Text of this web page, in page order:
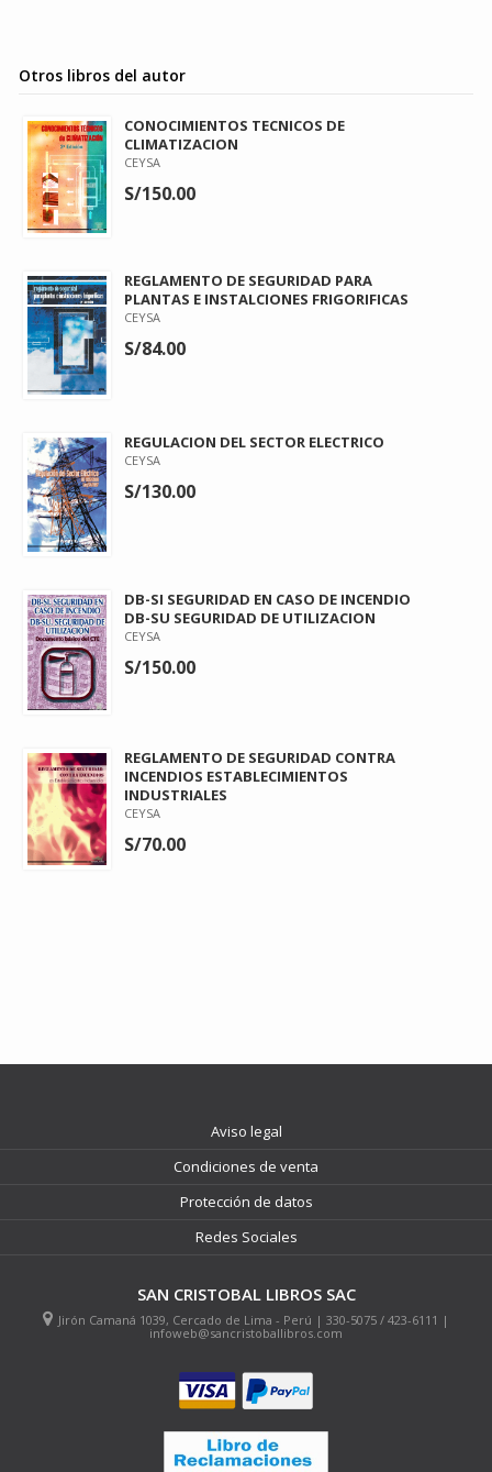
Otros libros del autor
CONOCIMIENTOS TECNICOS DE
CLIMATIZACION
CEYSA
S/150.00
REGLAMENTO DE SEGURIDAD PARA
PLANTAS E INSTALCIONES FRIGORIFICAS
CEYSA
S/84.00
REGULACION DEL SECTOR ELECTRICO
CEYSA
S/130.00
DB-SI SEGURIDAD EN CASO DE INCENDIO
DB-SU SEGURIDAD DE UTILIZACION
CEYSA
S/150.00
REGLAMENTO DE SEGURIDAD CONTRA
INCENDIOS ESTABLECIMIENTOS
INDUSTRIALES
CEYSA
S/70.00
Aviso legal
Condiciones de venta
Protección de datos
Redes Sociales
SAN CRISTOBAL LIBROS SAC
Jirón Camaná 1039, Cercado de Lima - Perú | 330-5075 / 423-6111 |
infoweb@sancristoballibros.com